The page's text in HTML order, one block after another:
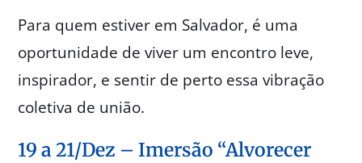
Para quem estiver em Salvador, é uma
oportunidade de viver um encontro leve,
inspirador, e sentir de perto essa vibração
coletiva de união.
19 a 21/Dez – Imersão “Alvorecer